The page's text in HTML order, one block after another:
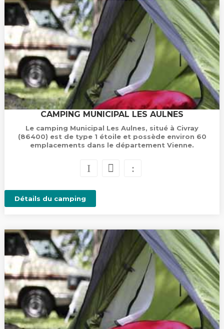
CAMPING MUNICIPAL LES AULNES
Le camping Municipal Les Aulnes, situé à Civray
(86400) est de type 1 étoile et possède environ 60
emplacements dans le département Vienne.
Détails du camping